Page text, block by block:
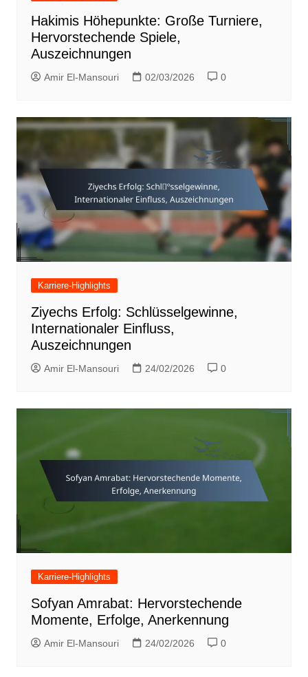
Hakimis Höhepunkte: Große Turniere,
Hervorstechende Spiele,
Auszeichnungen
Amir El-Mansouri 02/03/2026 0
Karriere-Highlights
Ziyechs Erfolg: Schlüsselgewinne,
Internationaler Einfluss,
Auszeichnungen
Amir El-Mansouri 24/02/2026 0
Karriere-Highlights
Sofyan Amrabat: Hervorstechende
Momente, Erfolge, Anerkennung
Amir El-Mansouri 24/02/2026 0